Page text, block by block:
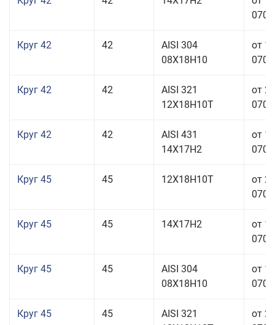
Круг 42 42
AISI 304
08Х18Н10
от
Круг 42 42
AISI 321
12Х18Н10Т
от
Круг 42 42
AISI 431
14Х17Н2
от
Круг 45 45 12Х18Н10Т
от
Круг 45 45 14Х17Н2
от
Круг 45 45
AISI 304
08Х18Н10
от
Круг 45 45
AISI 321
от